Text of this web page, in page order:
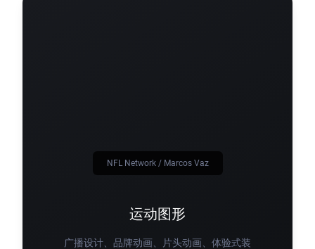
运动图形
广播设计、品牌动画、片头动画、体验式装
NFL Network / Marcos Vaz